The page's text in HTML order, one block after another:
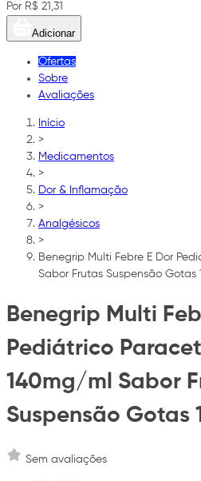
Por R$ 21,31
Adicionar
Ofertas
Sobre
Avaliações
Início
>
Medicamentos
>
Dor & Inflamação
>
Analgésicos
>
Benegrip Multi Febre E Dor
Sabor Frutas Suspensão Gotas
Benegrip Multi
Pediátrico
140mg/ml Sabor
Suspensão Gotas
Sem avaliações